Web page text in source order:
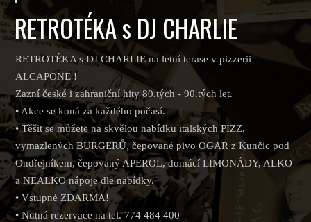
RETROTÉKA s DJ CHARLIE
RETROTÉKA s DJ CHARLIE na letní terase v pizzerii
ALCAPONE !
Zazní české i zahraniční hity 80.tých - 90.tých let.
• Akce se koná za každého počasí.
• Těšit se můžete na skvělou nabídku italských PIZZ,
vymazlených BURGERŮ, čepované pivo OGAR z Kunčic pod
Ondřejníkem, čepovaný APEROL, domácí LIMONÁDY, ALKO
a NEALKO nápoje dle nabídky.
• Vstupné ZDARMA!
• Nutná rezervace na tel. 774 484 400